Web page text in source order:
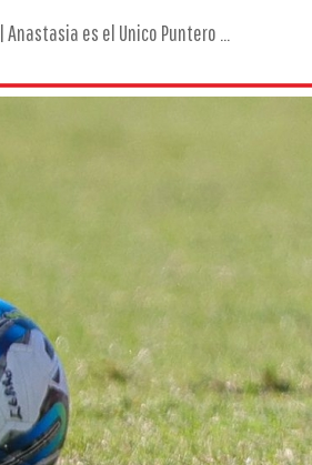
| Anastasia es el Unico Puntero ...